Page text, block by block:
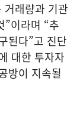
거래량과 기관
”이라며 “추
된다”고 진단
대한 투자자
방이 지속될